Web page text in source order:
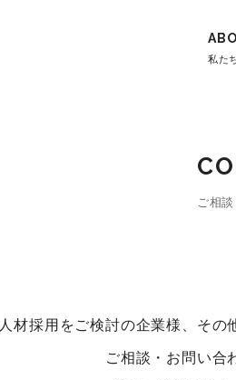
私た
ご相
人材採用をご検討の企業様、そ
ご相談・お問い合